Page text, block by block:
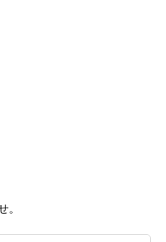
。